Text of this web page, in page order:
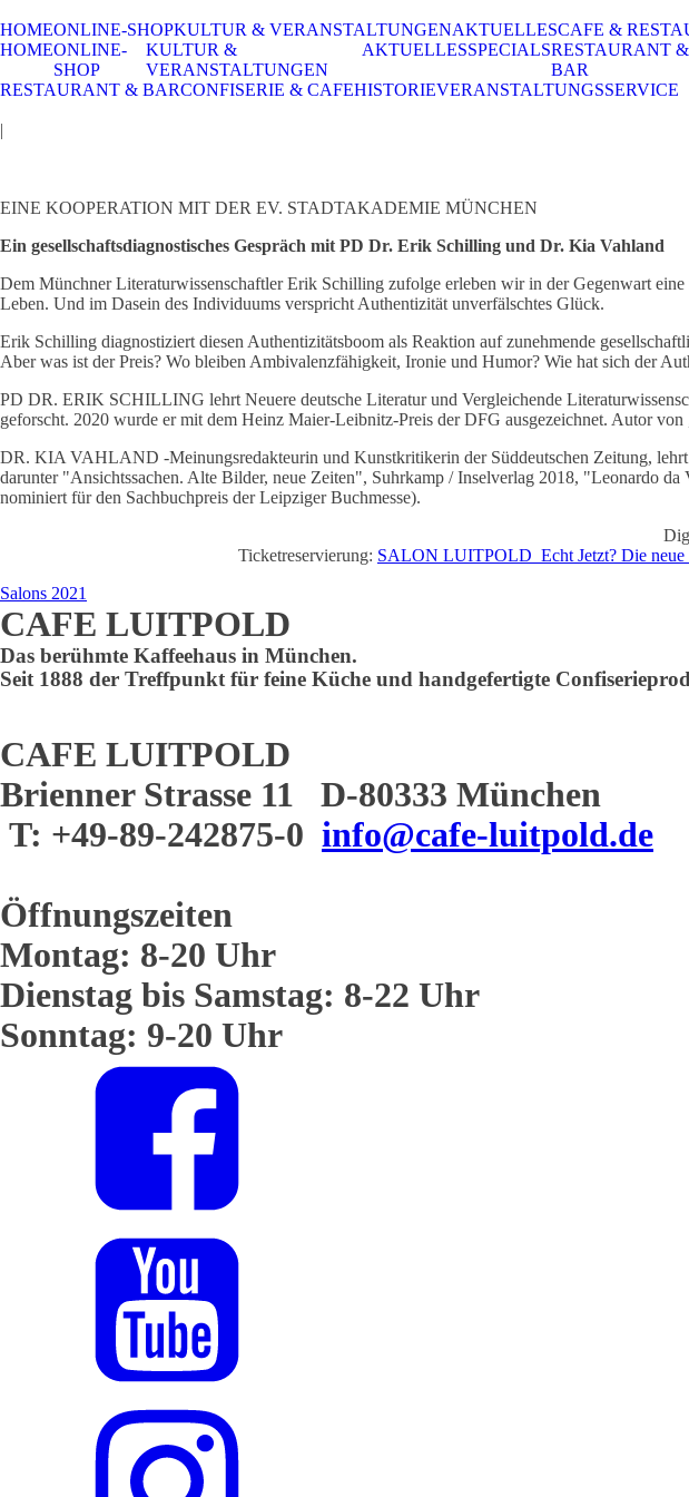
HOMEONLINE-SHOPKULTUR & VERANSTALTUNGENAKTUELLESCAFE &
HOMEONLINE-
SHOP
KULTUR &
VERANSTALTUNGEN
AKTUELLESSPECIALSRESTAURANT &
BAR
RESTAURANT & BARCONFISERIE & CAFEHISTORIEVERANSTALTUNGSSERVICE
|
EINE KOOPERATION MIT DER EV. STADTAKADEMIE MÜNCHEN
Ein gesellschaftsdiagnostisches Gespräch mit PD Dr. Erik Schilling und Dr. Kia Vahland
Dem Münchner Literaturwissenschaftler Erik Schilling zufolge erleben wir in der Gegenwart
Leben. Und im Dasein des Individuums verspricht Authentizität unverfälschtes Glück.
Erik Schilling diagnostiziert diesen Authentizitätsboom als Reaktion auf zunehmende
Aber was ist der Preis? Wo bleiben Ambivalenzfähigkeit, Ironie und Humor? Wie hat sich der
PD DR. ERIK SCHILLING lehrt Neuere deutsche Literatur und Vergleichende
geforscht. 2020 wurde er mit dem Heinz Maier-Leibnitz-Preis der DFG ausgezeichnet. Autor
DR. KIA VAHLAND -Meinungsredakteurin und Kunstkritikerin der Süddeutschen Zeitung,
darunter "Ansichtssachen. Alte Bilder, neue Zeiten", Suhrkamp / Inselverlag 2018, "Leonardo
nominiert für den Sachbuchpreis der Leipziger Buchmesse).
Ticketreservierung: SALON LUITPOLD_Echt Jetzt? Die neue
Salons 2021
CAFE LUITPOLD
Das berühmte Kaffeehaus in München.
Seit 1888 der Treffpunkt für feine Küche und handgefertigte
CAFE LUITPOLD
Brienner Strasse 11 D-80333 München
T: +49-89-242875-0 info@cafe-luitpold.de
Öffnungszeiten
Montag: 8-20 Uhr
Dienstag bis Samstag: 8-22 Uhr
Sonntag: 9-20 Uhr